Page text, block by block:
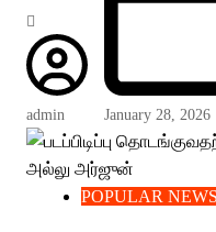
admin January 28, 2026
POPULAR NEWS